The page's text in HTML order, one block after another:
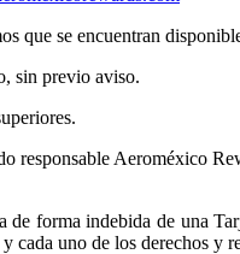
que se encuentran
sin previo aviso.
Aeroméxico
forma indebida de una
uno de los derechos y